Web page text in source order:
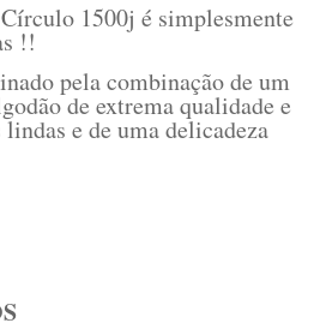
1500j é simplesmente
!!
pela combinação de um
de extrema qualidade e
e de uma delicadeza